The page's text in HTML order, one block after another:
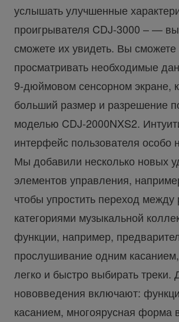
услышать улучшенные
проигрывателя CDJ-3000 – —
сможете их увидеть. Вы сможете
просматривать необходимые
9-дюймовом сенсорном экране,
больший размер и разрешение
моделью CDJ-2000NXS2.
интерфейс пользователя особо
Мы добавили несколько новых
элементов управления,
чтобы упростить переход
категориями музыкальной
функции, например,
прослушивание одним
легко и быстро выбирать треки.
нововведения включают:
касанием, многоярусная форма